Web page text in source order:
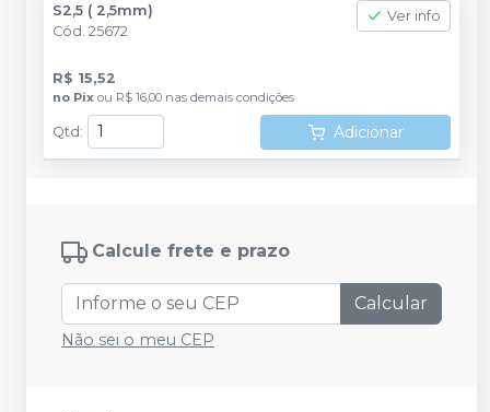
S2,5 ( 2,5mm)
Cód. 25672
Ver info
R$ 15,52
no Pix ou R$ 16,00 nas demais condições
Qtd : Adicionar
Calcule frete e prazo
Calcular
Não sei o meu CEP